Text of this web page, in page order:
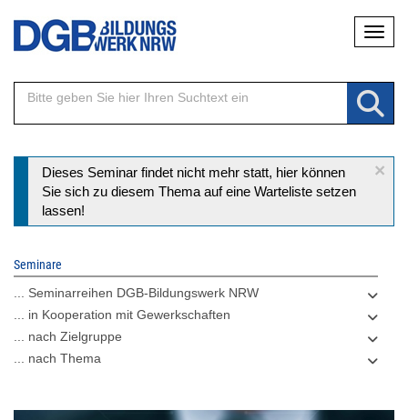
Direkt
Inhalt
×
Statusmeldung
Dieses Seminar findet nicht mehr statt, hier können
Sie sich zu diesem Thema auf eine Warteliste setzen
lassen!
Seminare
... Seminarreihen DGB-Bildungswerk NRW
... in Kooperation mit Gewerkschaften
... nach Zielgruppe
... nach Thema